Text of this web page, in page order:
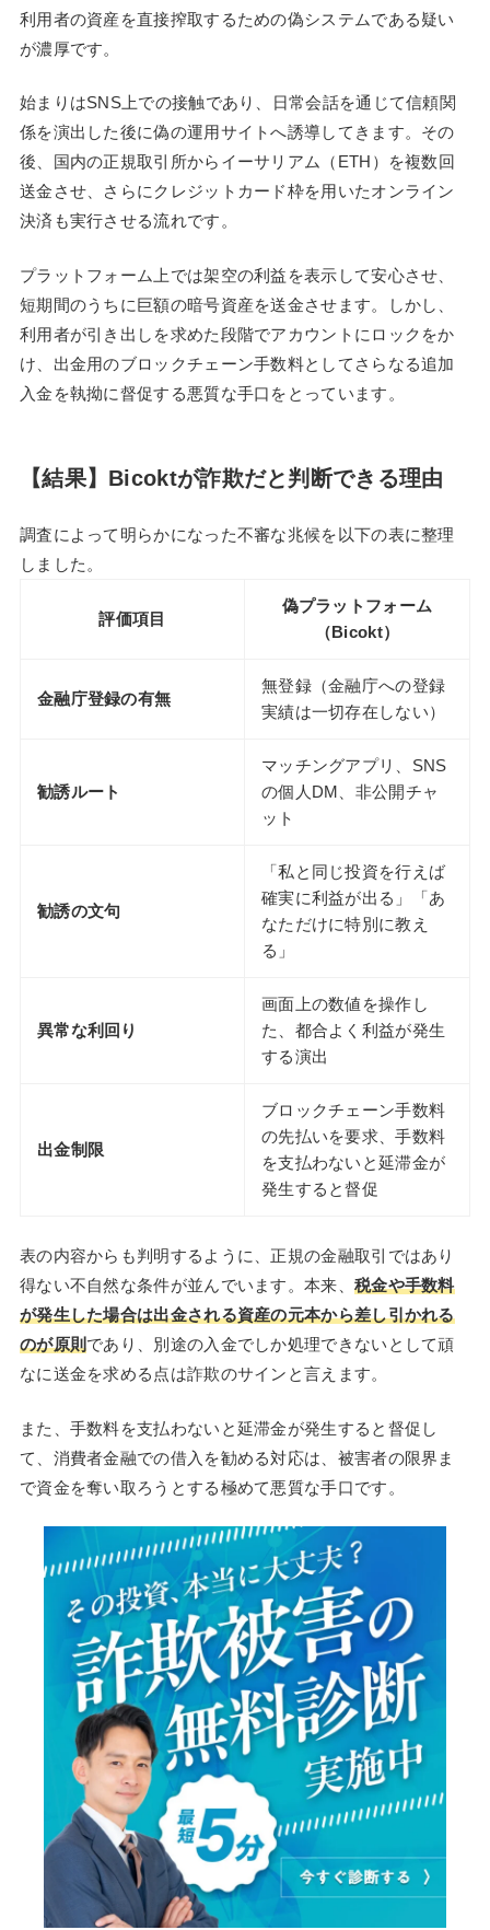
利用者の資産を直接搾取するための偽システムである疑い
が濃厚です。
始まりはSNS上での接触であり、日常会話を通じて信頼関
係を演出した後に偽の運用サイトへ誘導してきます。その
後、国内の正規取引所からイーサリアム（ETH）を複数回
送金させ、さらにクレジットカード枠を用いたオンライン
決済も実行させる流れです。
プラットフォーム上では架空の利益を表示して安心させ、
短期間のうちに巨額の暗号資産を送金させます。しかし、
利用者が引き出しを求めた段階でアカウントにロックをか
け、出金用のブロックチェーン手数料としてさらなる追加
入金を執拗に督促する悪質な手口をとっています。
【結果】Bicoktが詐欺だと判断できる理由
調査によって明らかになった不審な兆候を以下の表に整理
しました。
評価項目
偽プラットフォーム
（Bicokt）
金融庁登録の有無
無登録（金融庁への登録
実績は一切存在しない）
勧誘ルート
マッチングアプリ、SNS
の個人DM、非公開チャ
ット
勧誘の文句
「私と同じ投資を行えば
確実に利益が出る」「あ
なただけに特別に教え
る」
異常な利回り
画面上の数値を操作し
た、都合よく利益が発生
する演出
出金制限
ブロックチェーン手数料
の先払いを要求、手数料
を支払わないと延滞金が
発生すると督促
表の内容からも判明するように、正規の金融取引ではあり
得ない不自然な条件が並んでいます。本来、 税金や手数料
が発生した場合は出金される資産の元本から差し引かれる
のが原則であり、別途の入金でしか処理できないとして頑
なに送金を求める点は詐欺のサインと言えます。
また、手数料を支払わないと延滞金が発生すると督促し
て、消費者金融での借入を勧める対応は、被害者の限界ま
で資金を奪い取ろうとする極めて悪質な手口です。